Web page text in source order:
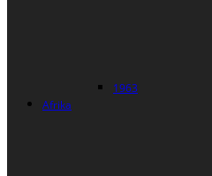
1963
Afrika